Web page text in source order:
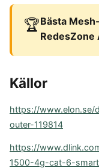
🏆Bästa
RedesZone
Källor
https://
outer-119814
https://
1500-4g-cat-6-